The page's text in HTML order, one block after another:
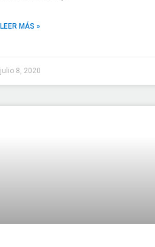
LEER MÁS »
julio 8, 2020